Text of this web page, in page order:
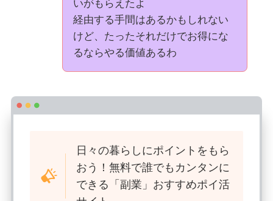
いがもらえたよ
経由する手間はあるかもしれない
けど、たったそれだけでお得にな
るならやる価値あるわ
日々の暮らしにポイントをもら
おう！無料で誰でもカンタンに
できる「副業」おすすめポイ活